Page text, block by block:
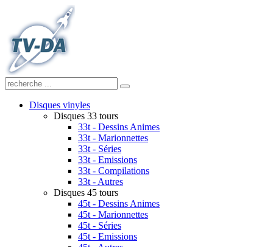
Disques vinyles
Disques 33 tours
33t - Dessins Animes
33t - Marionnettes
33t - Séries
33t - Emissions
33t - Compilations
33t - Autres
Disques 45 tours
45t - Dessins Animes
45t - Marionnettes
45t - Séries
45t - Emissions